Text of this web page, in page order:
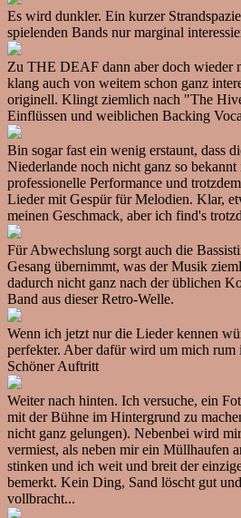
Es wird dunkler. Ein kurzer
spielenden Bands nur marginal
Zu THE DEAF dann aber doch wieder
klang auch von weitem schon ganz
originell. Klingt ziemlich nach "The
Einflüssen und weiblichen Backing
Bin sogar fast ein wenig erstaunt, dass
Niederlande noch nicht ganz so
professionelle Performance und
Lieder mit Gespür für Melodien. Klar,
meinen Geschmack, aber ich find's
Für Abwechslung sorgt auch die
Gesang übernimmt, was der Musik
dadurch nicht ganz nach der üblichen
Band aus dieser Retro-Welle.
Wenn ich jetzt nur die Lieder kennen
perfekter. Aber dafür wird um mich rum
Schöner Auftritt
Weiter nach hinten. Ich versuche, ein
mit der Bühne im Hintergrund zu
nicht ganz gelungen). Nebenbei wird
vermiest, als neben mir ein Müllhaufen
stinken und ich weit und breit der
bemerkt. Kein Ding, Sand löscht gut
vollbracht...